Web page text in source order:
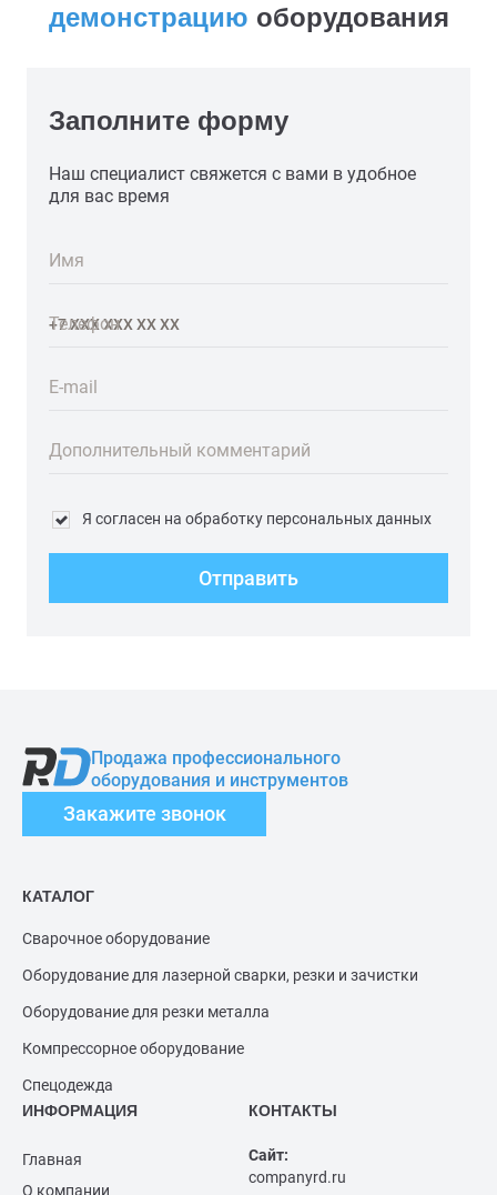
демонстрацию оборудования
Заполните форму
Наш специалист свяжется с вами в удобное
для вас время
Имя
Телефон
E-mail
Дополнительный комментарий
Я согласен на обработку персональных данных
Отправить
Продажа профессионального
оборудования и инструментов
Закажите звонок
КАТАЛОГ
Сварочное оборудование
Оборудование для лазерной сварки, резки и зачистки
Оборудование для резки металла
Компрессорное оборудование
Спецодежда
ИНФОРМАЦИЯ
Главная
О компании
КОНТАКТЫ
Сайт:
companyrd.ru